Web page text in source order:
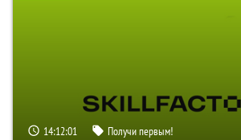
14:12:00 Получи первым!